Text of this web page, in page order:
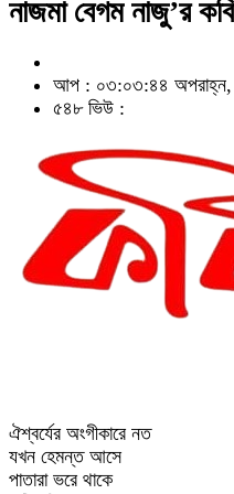
নাজমা বেগম নাজু’র
আপ : ০৩:০৩:৪৪ অপরাহ্ন,
৫৪৮ ভিউ :
ঐশ্বর্যের অংগীকারে নত
যখন হেমন্ত আসে
পাতারা ভরে থাকে